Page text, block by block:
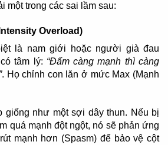
một trong các sai lầm sau:
Overload)
là nam giới hoặc người già đau
tâm lý: “Đấm càng mạnh thì càng
. Họ chỉnh con lăn ở mức Max (Mạnh
giống như một sợi dây thun. Nếu bị
quá mạnh đột ngột, nó sẽ phản ứng
mạnh hơn (Spasm) để bảo vệ cột